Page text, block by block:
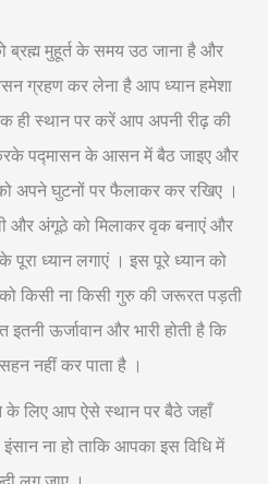
मुहूर्त के समय उठ जाना है और
ग्रहण कर लेना है आप ध्यान हमेशा
ही स्थान पर करें आप अपनी रीढ़ की
पद्मासन के आसन में बैठ जाइए और
अपने घुटनों पर फैलाकर कर रखिए ।
और अंगूठे को मिलाकर वृक बनाएं और
ध्यान लगाएं । इस पूरे ध्यान को
किसी ना किसी गुरु की जरूरत पड़ती
इतनी ऊर्जावान और भारी होती है कि
नहीं कर पाता है ।
के लिए आप ऐसे स्थान पर बैठे जहाँ
ना हो ताकि आपका इस विधि में